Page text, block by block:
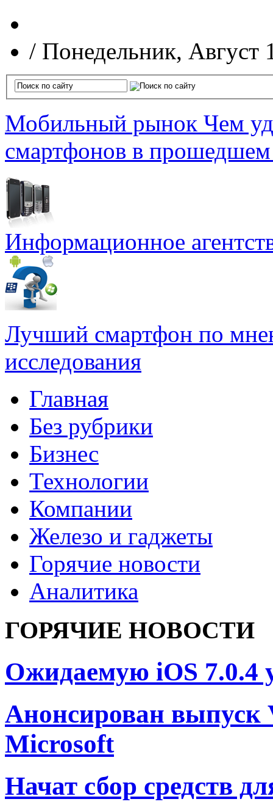
/ Понедельник, Август
Мобильный рынок Чем
смартфонов в прошедшем
Информационное
Лучший смартфон по
исследования
Главная
Без рубрики
Бизнес
Технологии
Компании
Железо и гаджеты
Горячие новости
Аналитика
ГОРЯЧИЕ НОВОСТИ
Ожидаемую iOS 7.0.4
Анонсирован выпуск
Microsoft
Начат сбор средств